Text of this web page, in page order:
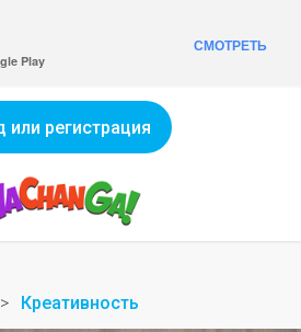
или регистрация
Креативность
Play
СМОТРЕТЬ